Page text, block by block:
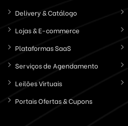
Delivery & Catálogo
Lojas & E-commerce
Plataformas SaaS
Serviços de Agendamento
Leilões Virtuais
Portais Ofertas & Cupons